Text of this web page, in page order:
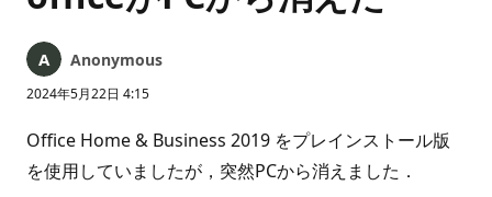
Anonymous
2024年5月22日 4:15
Office Home & Business 2019 をプレインストール版
を使用していましたが，突然PCから消えました．